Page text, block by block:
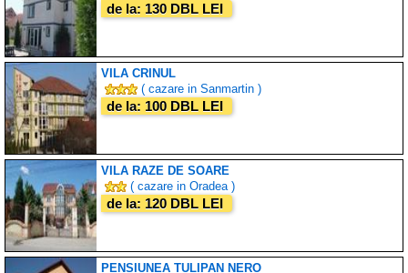
de la: 130 DBL LEI
VILA CRINUL
( cazare in Sanmartin )
de la: 100 DBL LEI
VILA RAZE DE SOARE
( cazare in Oradea )
de la: 120 DBL LEI
PENSIUNEA TULIPAN NERO